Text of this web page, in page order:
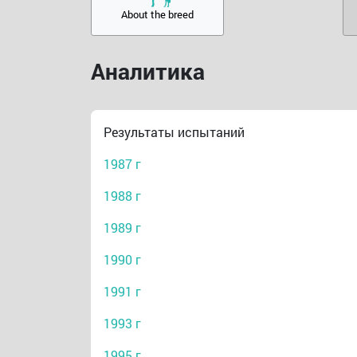
About the breed
Аналитика
Результаты испытаний
1987 г
1988 г
1989 г
1990 г
1991 г
1993 г